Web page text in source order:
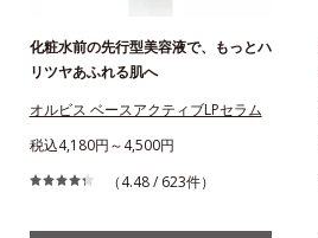
化粧水前の先行型美容液で、もっとハ
リツヤあふれる肌へ
オルビス ベースアクティブLPセラム
税込4,180円～4,500円
（4.48 / 623件）